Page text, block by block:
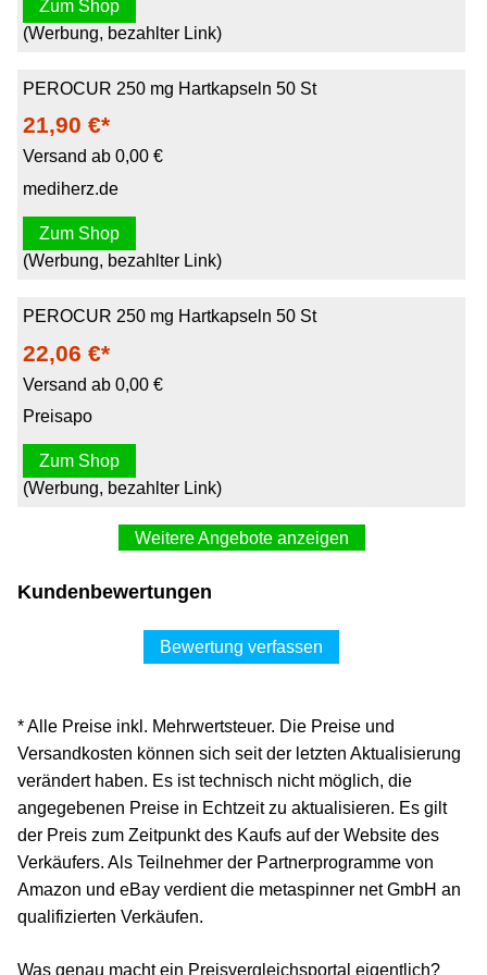
Zum Shop
(Werbung, bezahlter Link)
PEROCUR 250 mg Hartkapseln 50 St
21,90 €*
Versand ab 0,00 €
mediherz.de
Zum Shop
(Werbung, bezahlter Link)
PEROCUR 250 mg Hartkapseln 50 St
22,06 €*
Versand ab 0,00 €
Preisapo
Zum Shop
(Werbung, bezahlter Link)
Weitere Angebote anzeigen
Versand ab 0,00 €
Zum Shop
(Werbung, bezahlter Link)
Perocur 250 mg 50 St
19,44 €*
Versand ab 3,49 €
medpex.de
(Werbung, bezahlter Link)
Kundenbewertungen
Bewertung verfassen
* Alle Preise inkl. Mehrwertsteuer. Die Preise und
Versandkosten können sich seit der letzten Aktualisierung
verändert haben. Es ist technisch nicht möglich, die
angegebenen Preise in Echtzeit zu aktualisieren. Es gilt
der Preis zum Zeitpunkt des Kaufs auf der Website des
Verkäufers. Als Teilnehmer der Partnerprogramme von
Amazon und eBay verdient die metaspinner net GmbH an
qualifizierten Verkäufen.
Was genau macht ein Preisvergleichsportal eigentlich?